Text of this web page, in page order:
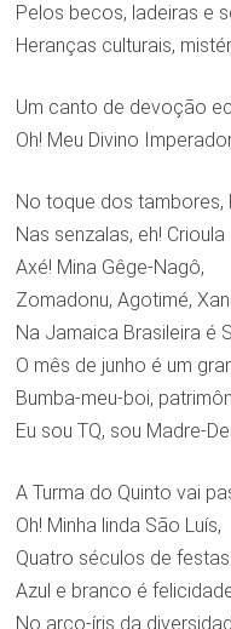
Pelos becos, ladeiras e
Heranças culturais,
Um canto de devoção
Oh! Meu Divino
No toque dos tambores,
Nas senzalas, eh! Crioula
Axé! Mina Gêge-Nagô,
Zomadonu, Agotimé,
Na Jamaica Brasileira é
O mês de junho é um
Bumba-meu-boi,
Eu sou TQ, sou Madre-
A Turma do Quinto vai
Oh! Minha linda São Luís,
Quatro séculos de festas
Azul e branco é
No arco-íris da